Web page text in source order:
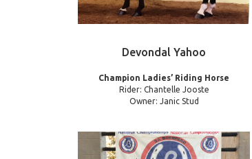
Devondal Yahoo
Champion Ladies’ Riding Horse
Rider: Chantelle Jooste
Owner: Janic Stud